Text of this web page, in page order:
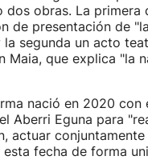
dos obras. La primera
de presentación de
la segunda un acto
Maia, que explica "la
nació en 2020 con
Aberri Eguna para
actuar
fecha de forma